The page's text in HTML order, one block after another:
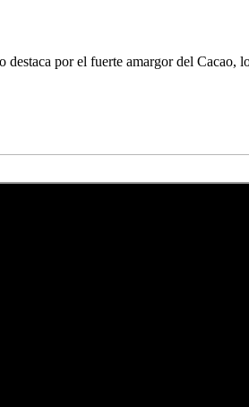
por el fuerte amargor del Cacao,